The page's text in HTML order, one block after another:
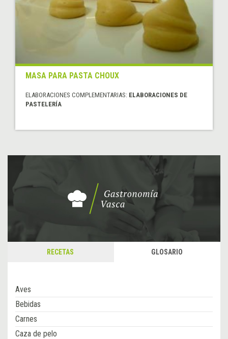
MASA PARA PASTA CHOUX
ELABORACIONES COMPLEMENTARIAS: ELABORACIONES DE
PASTELERÍA
RECETAS GLOSARIO
Aves
Bebidas
Carnes
Caza de pelo